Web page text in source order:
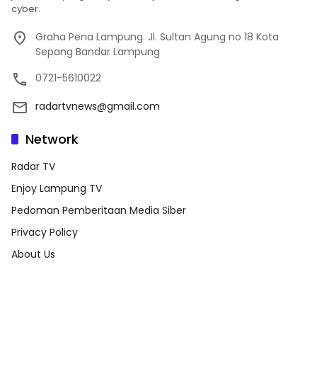
cyber.
Graha Pena Lampung. Jl. Sultan Agung no 18 Kota
Sepang Bandar Lampung
0721-5610022
radartvnews@gmail.com
Network
Radar TV
Enjoy Lampung TV
Pedoman Pemberitaan Media Siber
Privacy Policy
About Us